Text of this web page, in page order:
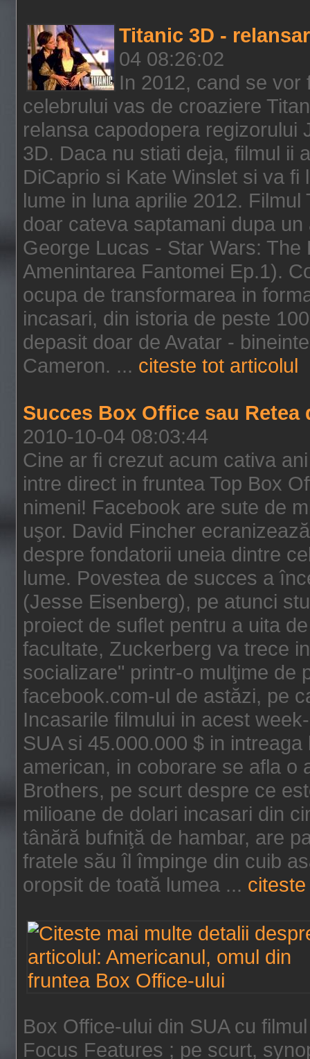
Titanic 3D -
04 08:26:02
In 2012, cand se
celebrului vas de croaziere
relansa capodopera regizorului
3D. Daca nu stiati deja, filmul ii
DiCaprio si Kate Winslet si va
lume in luna aprilie 2012.
doar cateva saptamani dupa
George Lucas - Star Wars:
Amenintarea Fantomei Ep.1).
ocupa de transformarea in
incasari, din istoria de peste
depasit doar de Avatar -
Cameron. ... citeste tot articolul
Succes Box Office sau Retea
2010-10-04 08:03:44
Cine ar fi crezut acum cativa
intre direct in fruntea Top Box
nimeni! Facebook are sute de
uşor. David Fincher
despre fondatorii uneia dintre
lume. Povestea de succes a
(Jesse Eisenberg), pe atunci
proiect de suflet pentru a uita
facultate, Zuckerberg va trece
socializare" printr-o mulţime de
facebook.com-ul de astăzi, pe
Incasarile filmului in acest
SUA si 45.000.000 $ in
american, in coborare se afla o
Brothers, pe scurt despre ce
milioane de dolari incasari din
tânără bufniţă de hambar, are
fratele său îl împinge din cuib
oropsit de toată lumea ...
Box Office-ului din SUA cu
Focus Features ; pe scurt,